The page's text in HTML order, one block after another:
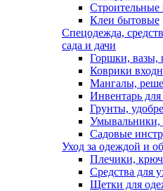
Строительные
Клеи бытовые
Спецодежда,
сада и дачи
Горшки, вазы,
Коврики
Мангалы,
Инвентарь
Грунты,
Умывальники,
Садовые
Уход за одеждой и
Плечики,
Средства для
Щетки для